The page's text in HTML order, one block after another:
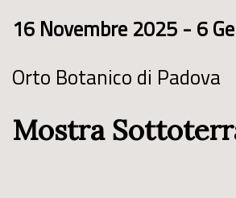
16 Novembre 2025 - 6
Orto Botanico di Padova
Mostra